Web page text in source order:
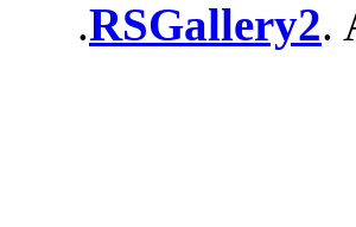
RSGallery2.